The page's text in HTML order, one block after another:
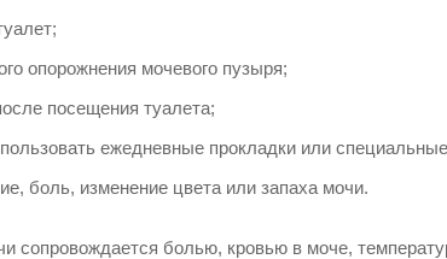
опорожнения мочевого пузыря;
посещения туалета;
ежедневные прокладки или
боль, изменение цвета или запаха мочи.
сопровождается болью, кровью в моче,